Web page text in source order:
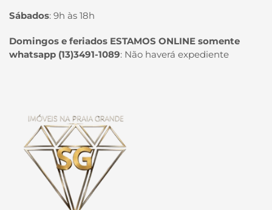
Sábados: 9h às 18h
Domingos e feriados ESTAMOS ONLINE somente
whatsapp (13)3491-1089: Não haverá expediente